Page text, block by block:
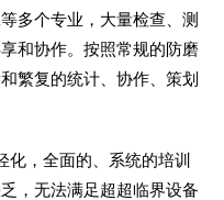
多个专业，大量检查、测
和协作。按照常规的防磨
繁复的统计、协作、策划
化，全面的、系统的培训
，无法满足超超临界设备